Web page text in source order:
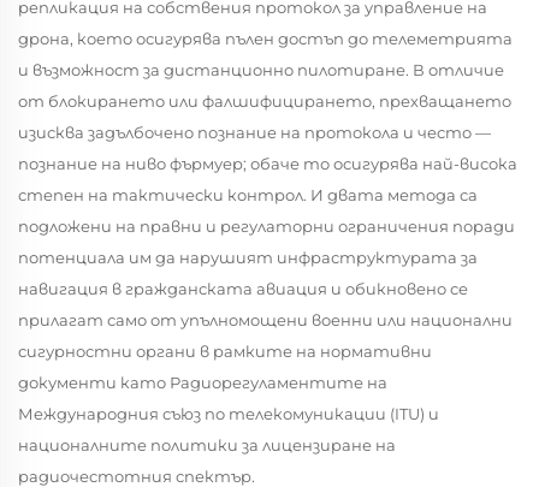
репликация на собствения протокол за управление на
дрона, което осигурява пълен достъп до телеметрията
и възможност за дистанционно пилотиране. В отличие
от блокирането или фалшифицирането, прехващането
изисква задълбочено познание на протокола и често —
познание на ниво фърмуер; обаче то осигурява най-висока
степен на тактически контрол. И двата метода са
подложени на правни и регулаторни ограничения поради
потенциала им да нарушият инфраструктурата за
навигация в гражданската авиация и обикновено се
прилагат само от упълномощени военни или национални
сигурностни органи в рамките на нормативни
документи като Радиорегуламентите на
Международния съюз по телекомуникации (ITU) и
националните политики за лицензиране на
радиочестотния спектър.